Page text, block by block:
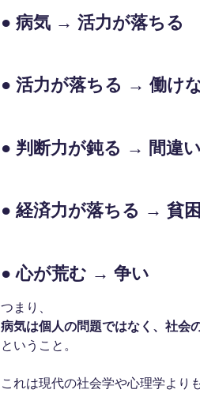
● 病気 → 活力が落ちる
● 活力が落ちる → 働け
● 判断力が鈍る → 間違
● 経済力が落ちる → 貧困
● 心が荒む → 争い
つまり、
病気は個人の問題ではなく、社会
ということ。
これは現代の社会学や心理学より